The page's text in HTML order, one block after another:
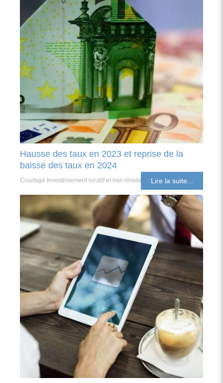
Hausse des taux en 2023 et reprise de la
baisse des taux en 2024
Courtage Investissement locatif et non résident Lire la suite...